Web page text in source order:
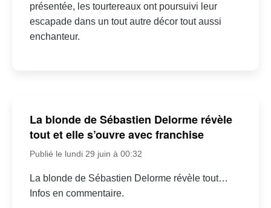
présentée, les tourtereaux ont poursuivi leur
escapade dans un tout autre décor tout aussi
enchanteur.
La blonde de Sébastien Delorme révèle
tout et elle s’ouvre avec franchise
Publié le lundi 29 juin à 00:32
La blonde de Sébastien Delorme révèle tout…
Infos en commentaire.